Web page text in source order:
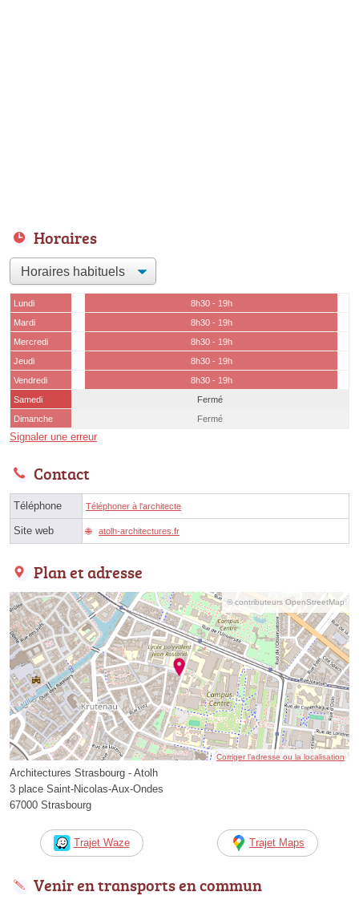
Horaires
Lundi
8h30 - 19h
Mardi
8h30 - 19h
Mercredi
8h30 - 19h
Jeudi
8h30 - 19h
Vendredi
8h30 - 19h
Samedi
Fermé
Dimanche
Fermé
Signaler une erreur
Contact
Téléphone Téléphoner à l'architecte
Site web atolh-architectures.fr
Plan et adresse
© contributeurs OpenStreetMap
Corriger l’adresse ou la localisation
Architectures Strasbourg - Atolh
3 place Saint-Nicolas-Aux-Ondes
67000 Strasbourg
Trajet Waze Trajet Maps
Venir en transports en commun